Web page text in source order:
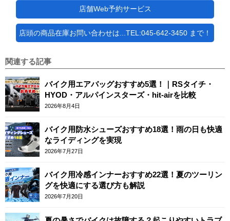
店舗Web予約サービス
店頭の商品在庫お問い合わせは...TEL:045-642-3450 まで！
関連する記事
バイク用エアバッグおすすめ5選！｜RSタイチ・
HYOD・アルパインスターズ・hit-airを比較
2026年8月4日
バイク用防水シューズおすすめ18選！雨の日も快適
なライディングを実現
2026年7月27日
バイク用冷感インナーおすすめ22選！夏のツーリン
グを快適にする選び方も解説
2026年7月20日